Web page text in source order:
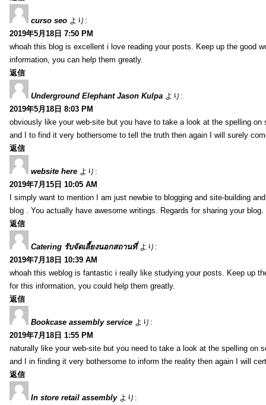
curso seo より:
2019年5月18日 7:50 PM
whoah this blog is excellent i love reading your posts. Keep up the good
information, you can help them greatly.
返信
Underground Elephant Jason Kulpa より:
2019年5月18日 8:03 PM
obviously like your web-site but you have to take a look at the spelling
and I to find it very bothersome to tell the truth then again I will surely
返信
website here より:
2019年7月15日 10:05 AM
I simply want to mention I am just newbie to blogging and site-building
blog . You actually have awesome writings. Regards for sharing your blog.
返信
Catering รับจัดเลี้ยงนอกสถานที่ より:
2019年7月18日 10:39 AM
whoah this weblog is fantastic i really like studying your posts. Keep up
for this information, you could help them greatly.
返信
Bookcase assembly service より:
2019年7月18日 1:55 PM
naturally like your web-site but you need to take a look at the spelling on
and I in finding it very bothersome to inform the reality then again I will
返信
In store retail assembly より: